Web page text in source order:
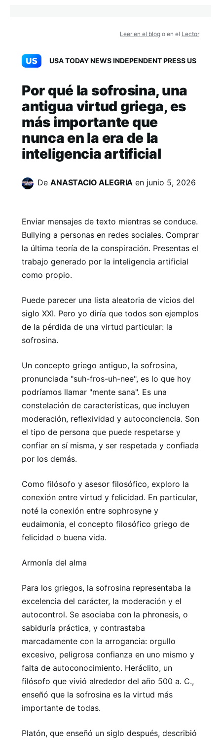
Leer en el blog o en el Lector
USA TODAY NEWS INDEPENDENT PRESS US
Por qué la sofrosina, una
antigua virtud griega, es
más importante que
nunca en la era de la
inteligencia artificial
De ANASTACIO ALEGRIA en junio 5, 2026
Enviar mensajes de texto mientras se conduce.
Bullying a personas en redes sociales. Comprar
la última teoría de la conspiración. Presentas el
trabajo generado por la inteligencia artificial
como propio.
Puede parecer una lista aleatoria de vicios del
siglo XXI. Pero yo diría que todos son ejemplos
de la pérdida de una virtud particular: la
sofrosina.
Un concepto griego antiguo, la sofrosina,
pronunciada "suh-fros-uh-nee", es lo que hoy
podríamos llamar "mente sana". Es una
constelación de características, que incluyen
moderación, reflexividad y autoconciencia. Son
el tipo de persona que puede respetarse y
confiar en sí misma, y ​​ser respetada y confiada
por los demás.
Como filósofo y asesor filosófico, exploro la
conexión entre virtud y felicidad. En particular,
noté la conexión entre sophrosyne y
eudaimonia, el concepto filosófico griego de
felicidad o buena vida.
Armonía del alma
Para los griegos, la sofrosina representaba la
excelencia del carácter, la moderación y el
autocontrol. Se asociaba con la phronesis, o
sabiduría práctica, y contrastaba
marcadamente con la arrogancia: orgullo
excesivo, peligrosa confianza en uno mismo y
falta de autoconocimiento. Heráclito, un
filósofo que vivió alrededor del año 500 a. C.,
enseñó que la sofrosina es la virtud más
importante de todas.
Platón, que enseñó un siglo después, describió